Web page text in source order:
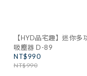
【HYD品宅趣】迷你多
吸塵器 D-89
NT$990
NT$990